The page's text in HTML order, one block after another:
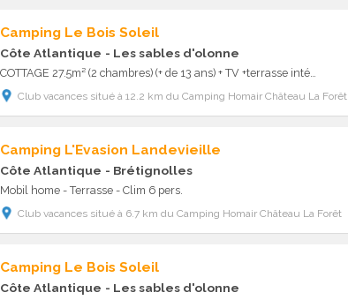
Camping Le Bois Soleil
Côte Atlantique - Les sables d'olonne
COTTAGE 27.5m² (2 chambres) (+ de 13 ans) + TV +terrasse intégrée 4 pers.
Club vacances situé à 12.2 km du Camping Homair Château La Forêt
Camping L'Evasion Landevieille
Côte Atlantique - Brétignolles
Mobil home - Terrasse - Clim 6 pers.
Club vacances situé à 6.7 km du Camping Homair Château La Forêt
Camping Le Bois Soleil
Côte Atlantique - Les sables d'olonne